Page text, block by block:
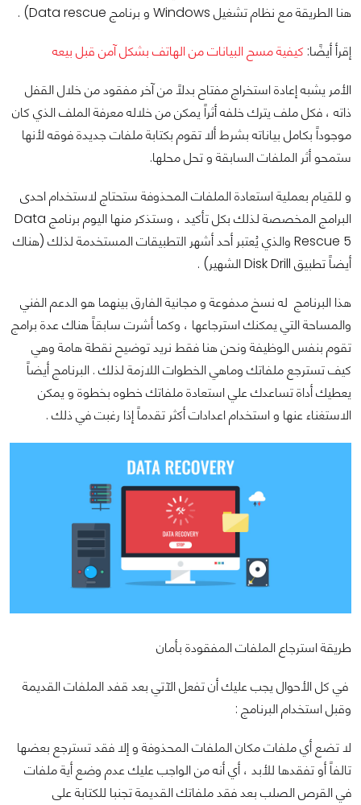
هنا الطريقة مع نظام تشغيل Windows و برنامج Data rescue) .
إقرأ أيضًا: كيفية مسح البيانات من الهاتف بشكل آمن قبل بيعه
الأمر يشبه إعادة استخراج مفتاح بدلاً من آخر مفقود من خلال القفل
ذاته ، فكل ملف يترك خلفه أثراً يمكن من خلاله معرفة الملف الذي كان
موجوداً بكامل بياناته بشرط ألا تقوم بكتابة ملفات جديدة فوقه لأنها
ستمحو أثر الملفات السابقة و تحل محلها.
و للقيام بعملية استعادة الملفات المحذوفة ستحتاج لاستخدام احدى
البرامج المخصصة لذلك بكل تأكيد ، وستذكر منها اليوم برنامج Data
Rescue 5 والذي يُعتبر أحد أشهر التطبيقات المستخدمة لذلك (هناك
أيضاً تطبيق Disk Drill الشهير) .
هذا البرنامج له نسخ مدفوعة و مجانية الفارق بينهما هو الدعم الفني
والمساحة التي يمكنك استرجاعها ، وكما أشرت سابقاً هناك عدة برامج
تقوم بنفس الوظيفة ونحن هنا فقط نريد توضيح نقطة هامة وهي
كيف تسترجع ملفاتك وماهي الخطوات اللازمة لذلك . البرنامج أيضاً
يعطيك أداة تساعدك علي استعادة ملفاتك خطوه بخطوة و يمكن
الاستغناء عنها و استخدام اعدادات أكثر تقدماً إذا رغبت في ذلك .
طريقة استرجاع الملفات المفقودة بأمان
في كل الأحوال يجب عليك أن تفعل الآتي بعد قفد الملفات القديمة
وقبل استخدام البرنامج :
لا تضع أي ملفات مكان الملفات المحذوفة و إلا فقد تسترجع بعضها
تالفاً أو تفقدها للأبد ، أي أنه من الواجب عليك عدم وضع أية ملفات
في القرص الصلب بعد فقد ملفاتك القديمة تجنبا للكتابة على